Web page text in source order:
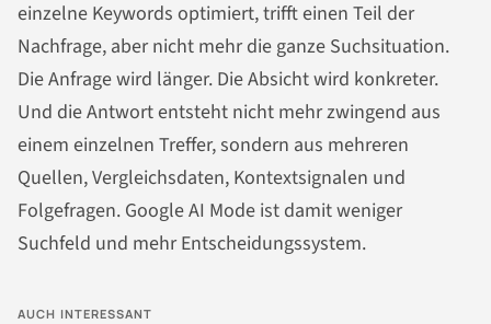
einzelne Keywords optimiert, trifft einen Teil der
Nachfrage, aber nicht mehr die ganze Suchsituation.
Die Anfrage wird länger. Die Absicht wird konkreter.
Und die Antwort entsteht nicht mehr zwingend aus
einem einzelnen Treffer, sondern aus mehreren
Quellen, Vergleichsdaten, Kontextsignalen und
Folgefragen. Google AI Mode ist damit weniger
Suchfeld und mehr Entscheidungssystem.
AUCH INTERESSANT